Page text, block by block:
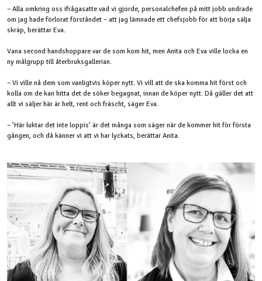
– Alla omkring oss ifrågasatte vad vi gjorde, personalchefen på mitt jobb undrade
om jag hade förlorat förståndet – att jag lämnade ett chefsjobb för att börja sälja
skräp, berättar Eva.
Vana second handshoppare var de som kom hit, men Anita och Eva ville locka en
ny målgrupp till återbruksgallerian.
– Vi ville nå dem som vanligtvis köper nytt. Vi vill att de ska komma hit först och
kolla om de kan hitta det de söker begagnat, innan de köper nytt. Då gäller det att
allt vi säljer här är helt, rent och fräscht, säger Eva.
– ’Här luktar det inte loppis’ är det många som säger när de kommer hit för första
gången, och då känner vi att vi har lyckats, berättar Anita.